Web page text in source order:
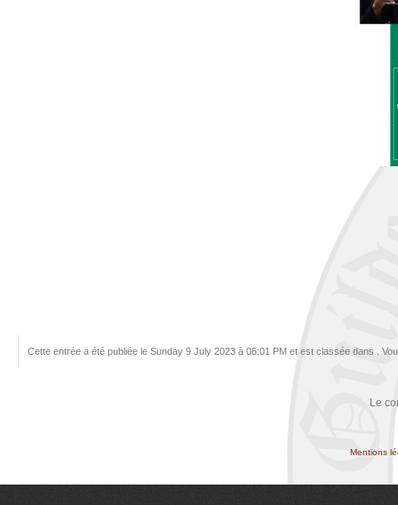
Cette entrée a été publiée le Sunday 9 July 2023 à 06:01 PM et est classée dans .
Le
Mentions